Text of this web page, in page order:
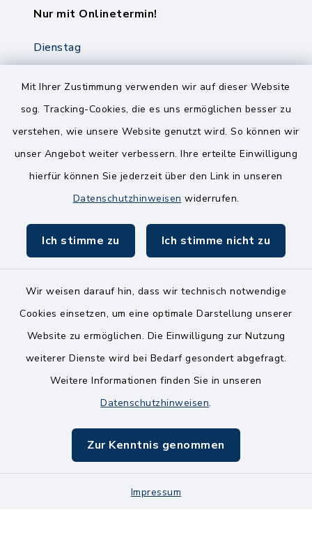
Mit Ihrer Zustimmung verwenden wir auf dieser Website
sog. Tracking-Cookies, die es uns ermöglichen besser zu
verstehen, wie unsere Website genutzt wird. So können wir
unser Angebot weiter verbessern. Ihre erteilte Einwilligung
hierfür können Sie jederzeit über den Link in unseren
Datenschutzhinweisen widerrufen.
Ich stimme zu Ich stimme nicht zu
Wir weisen darauf hin, dass wir technisch notwendige
Cookies einsetzen, um eine optimale Darstellung unserer
Website zu ermöglichen. Die Einwilligung zur Nutzung
weiterer Dienste wird bei Bedarf gesondert abgefragt.
Weitere Informationen finden Sie in unseren
Datenschutzhinweisen.
Zur Kenntnis genommen
Impressum
Nur mit Onlinetermin!
Dienstag
8.00-12.00 Uhr
14.00-18.00 Uhr
Freitag
8.00-11.00 Uhr
Kontakt
Barrierefreiheit
Impressum
Sitemap